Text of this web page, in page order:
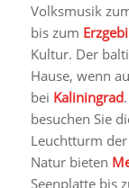
Volksmusik
bis zum
Kultur. Der
Hause, wenn
bei Kaliningrad
besuchen Sie
Leuchtturm
Natur bieten
Seenplatte bis